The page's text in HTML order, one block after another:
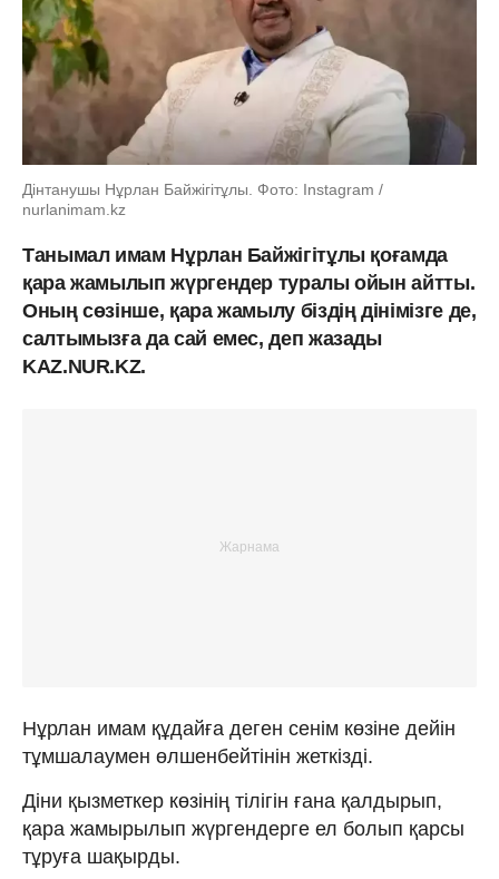
Дінтанушы Нұрлан Байжігітұлы. Фото: Instagram /
nurlanimam.kz
Танымал имам Нұрлан Байжігітұлы қоғамда
қара жамылып жүргендер туралы ойын айтты.
Оның сөзінше, қара жамылу біздің дінімізге де,
салтымызға да сай емес, деп жазады
KAZ.NUR.KZ.
Нұрлан имам құдайға деген сенім көзіне дейін
тұмшалаумен өлшенбейтінін жеткізді.
Діни қызметкер көзінің тілігін ғана қалдырып,
қара жамырылып жүргендерге ел болып қарсы
тұруға шақырды.